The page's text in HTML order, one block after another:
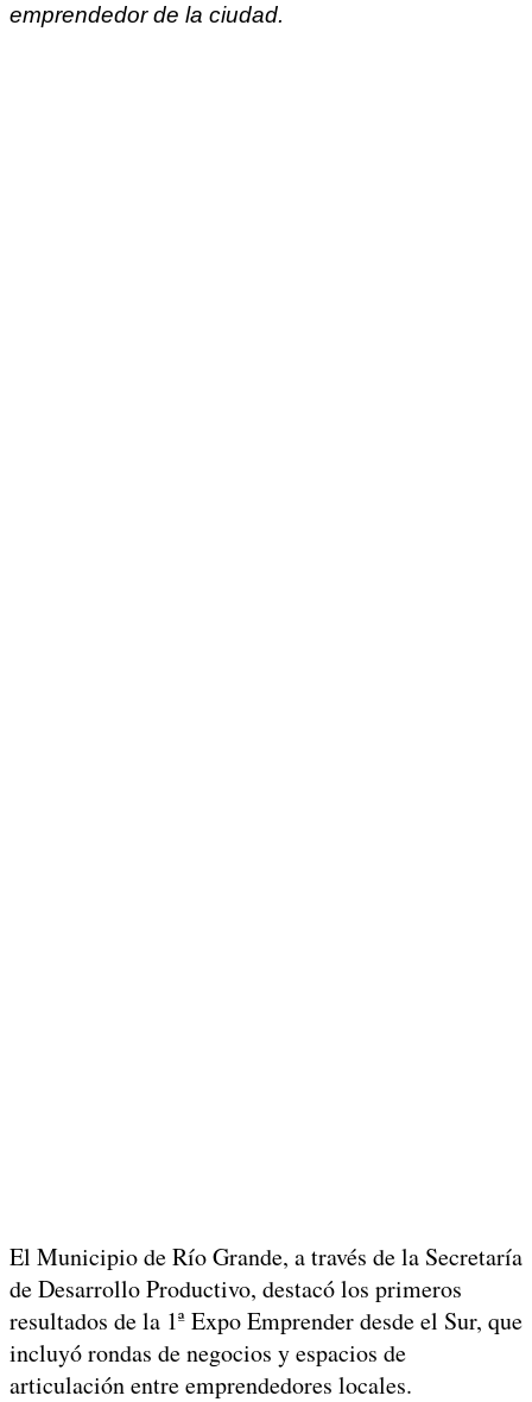
emprendedor de la ciudad.
El Municipio de Río Grande, a través de la Secretaría
de Desarrollo Productivo, destacó los primeros
resultados de la 1ª Expo Emprender desde el Sur, que
incluyó rondas de negocios y espacios de
articulación entre emprendedores locales.